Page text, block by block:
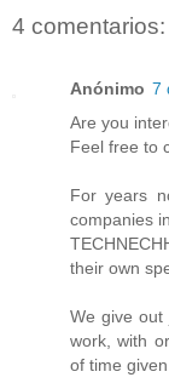
4 comentarios:
Anónimo 7
Are you
Feel free to
For years
companies
their own
We give out
work, with
of time